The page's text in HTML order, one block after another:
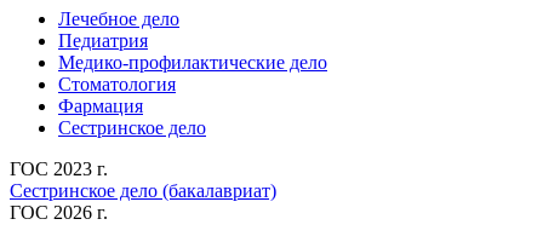
Лечебное дело
Педиатрия
Медико-профилактические дело
Стоматология
Фармация
Сестринское дело
ГОС 2023 г.
Сестринское дело (бакалавриат)
ГОС 2026 г.